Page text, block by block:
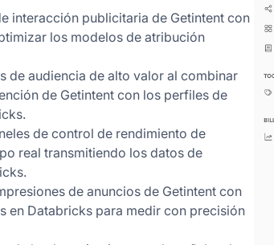
interacción publicitaria de Getintent con
los modelos de atribución
de audiencia de alto valor al combinar
de Getintent con los perfiles de
de control de rendimiento de
real transmitiendo los datos de
de anuncios de Getintent con
en Databricks para medir con precisión